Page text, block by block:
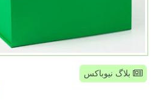
بلاگ نیوباکس